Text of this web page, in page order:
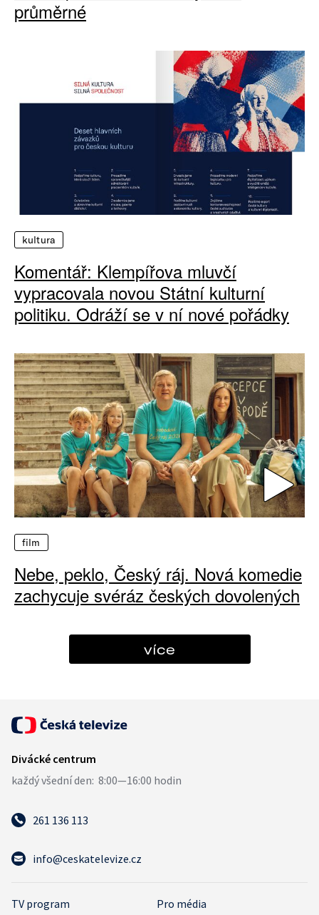
průměrné
kultura
Komentář: Klempířova mluvčí
vypracovala novou Státní kulturní
politiku. Odráží se v ní nové pořádky
film
Nebe, peklo, Český ráj. Nová komedie
zachycuje svéráz českých dovolených
více
261 136 113
info@ceskatelevize.cz
TV program Pro média